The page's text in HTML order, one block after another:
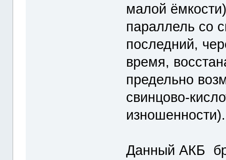
малой
параллель со
последний,
время,
предельно
свинцово-
изношенности).
Данный АКБ